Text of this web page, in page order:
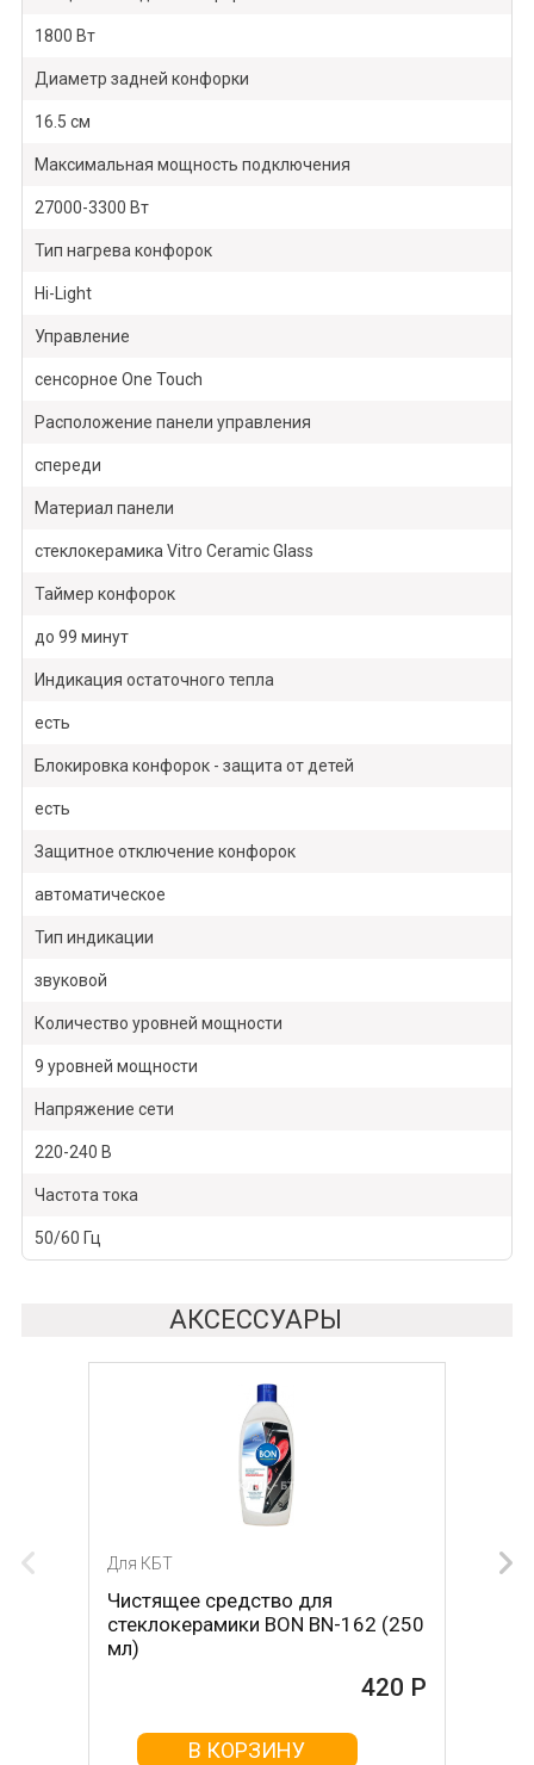
1800 Вт
Диаметр задней конфорки
16.5 см
Максимальная мощность подключения
27000-3300 Вт
Тип нагрева конфорок
Hi-Light
Управление
сенсорное One Touch
Расположение панели управления
спереди
Материал панели
стеклокерамика Vitro Ceramic Glass
Таймер конфорок
до 99 минут
Индикация остаточного тепла
есть
Блокировка конфорок - защита от детей
есть
Защитное отключение конфорок
автоматическое
Тип индикации
звуковой
Количество уровней мощности
9 уровней мощности
Напряжение сети
220-240 В
Частота тока
50/60 Гц
АКСЕССУАРЫ
Для КБТ
Чистящее средство для
стеклокерамики BON BN-162 (250
мл)
420 Р
В КОРЗИНУ
Для КБТ
Скребок для ухода за
стеклокерамикой BON BN-603
В КОРЗИНУ